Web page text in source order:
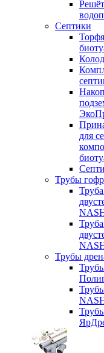
Септики
для
Трубы
Трубы